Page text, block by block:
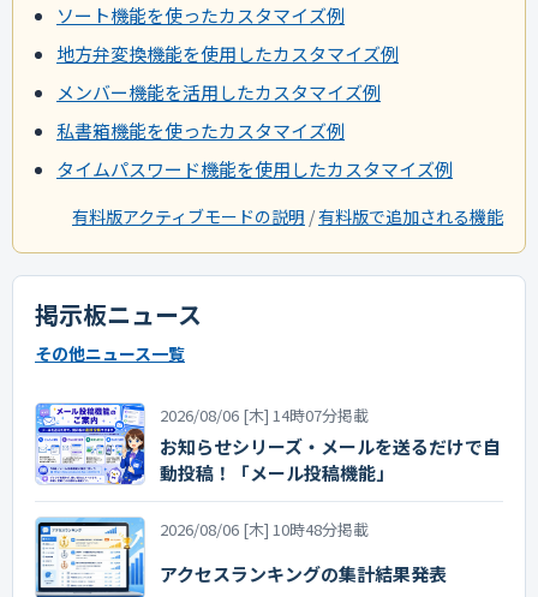
ソート機能を使ったカスタマイズ例
地方弁変換機能を使用したカスタマイズ例
メンバー機能を活用したカスタマイズ例
私書箱機能を使ったカスタマイズ例
タイムパスワード機能を使用したカスタマイズ例
有料版アクティブモードの説明 /有料版で追加される機能
掲示板ニュース
その他ニュース一覧
2026/08/06 [木] 14時07分掲載
お知らせシリーズ・メールを送るだけで自
動投稿！「メール投稿機能」
2026/08/06 [木] 10時48分掲載
アクセスランキングの集計結果発表